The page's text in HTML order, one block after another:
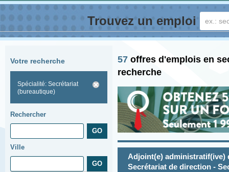
Trouvez un emploi
Votre recherche
Spécialité: Secrétariat
(bureautique)
Rechercher
Ville
57 offres d'emplois en
recherche
Adjoint(e) administratif(ive)
Secrétariat de direction -